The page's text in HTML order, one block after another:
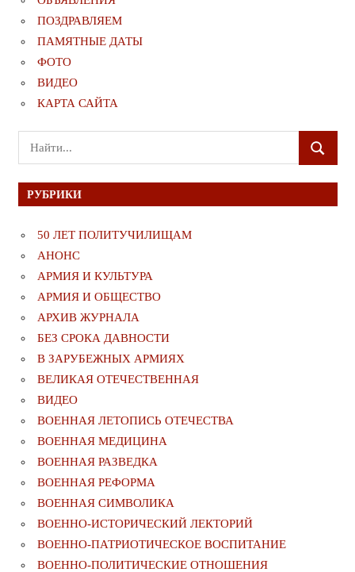
ПОЗДРАВЛЯЕМ
ПАМЯТНЫЕ ДАТЫ
ФОТО
ВИДЕО
КАРТА САЙТА
Поиск
для:
ПОИСК
РУБРИКИ
50 ЛЕТ ПОЛИТУЧИЛИЩАМ
АНОНС
АРМИЯ И КУЛЬТУРА
АРМИЯ И ОБЩЕСТВО
АРХИВ ЖУРНАЛА
БЕЗ СРОКА ДАВНОСТИ
В ЗАРУБЕЖНЫХ АРМИЯХ
ВЕЛИКАЯ ОТЕЧЕСТВЕННАЯ
ВИДЕО
ВОЕННАЯ ЛЕТОПИСЬ ОТЕЧЕСТВА
ВОЕННАЯ МЕДИЦИНА
ВОЕННАЯ РАЗВЕДКА
ВОЕННАЯ РЕФОРМА
ВОЕННАЯ СИМВОЛИКА
ВОЕННО-ИСТОРИЧЕСКИЙ ЛЕКТОРИЙ
ВОЕННО-ПАТРИОТИЧЕСКОЕ ВОСПИТАНИЕ
ВОЕННО-ПОЛИТИЧЕСКИE ОТНОШЕНИЯ